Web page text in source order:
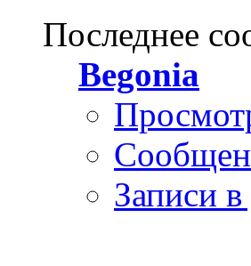
Последнее
Begonia
Записи